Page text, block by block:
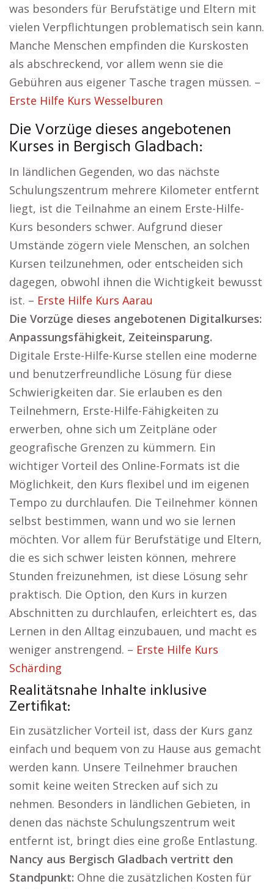
was besonders für Berufstätige und Eltern mit
vielen Verpflichtungen problematisch sein kann.
Manche Menschen empfinden die Kurskosten
als abschreckend, vor allem wenn sie die
Gebühren aus eigener Tasche tragen müssen. –
Erste Hilfe Kurs Wesselburen
Die Vorzüge dieses angebotenen
Kurses in Bergisch Gladbach:
In ländlichen Gegenden, wo das nächste
Schulungszentrum mehrere Kilometer entfernt
liegt, ist die Teilnahme an einem Erste-Hilfe-
Kurs besonders schwer. Aufgrund dieser
Umstände zögern viele Menschen, an solchen
Kursen teilzunehmen, oder entscheiden sich
dagegen, obwohl ihnen die Wichtigkeit bewusst
ist. – Erste Hilfe Kurs Aarau
Die Vorzüge dieses angebotenen Digitalkurses:
Anpassungsfähigkeit, Zeiteinsparung.
Digitale Erste-Hilfe-Kurse stellen eine moderne
und benutzerfreundliche Lösung für diese
Schwierigkeiten dar. Sie erlauben es den
Teilnehmern, Erste-Hilfe-Fähigkeiten zu
erwerben, ohne sich um Zeitpläne oder
geografische Grenzen zu kümmern. Ein
wichtiger Vorteil des Online-Formats ist die
Möglichkeit, den Kurs flexibel und im eigenen
Tempo zu durchlaufen. Die Teilnehmer können
selbst bestimmen, wann und wo sie lernen
möchten. Vor allem für Berufstätige und Eltern,
die es sich schwer leisten können, mehrere
Stunden freizunehmen, ist diese Lösung sehr
praktisch. Die Option, den Kurs in kurzen
Abschnitten zu durchlaufen, erleichtert es, das
Lernen in den Alltag einzubauen, und macht es
weniger anstrengend. – Erste Hilfe Kurs
Schärding
Realitätsnahe Inhalte inklusive
Zertifikat:
Ein zusätzlicher Vorteil ist, dass der Kurs ganz
einfach und bequem von zu Hause aus gemacht
werden kann. Unsere Teilnehmer brauchen
somit keine weiten Strecken auf sich zu
nehmen. Besonders in ländlichen Gebieten, in
denen das nächste Schulungszentrum weit
entfernt ist, bringt dies eine große Entlastung.
Nancy aus Bergisch Gladbach vertritt den
Standpunkt: Ohne die zusätzlichen Kosten für